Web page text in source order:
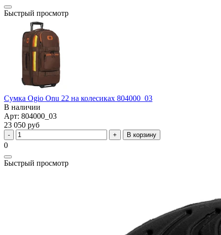
Быстрый просмотр
Сумка Ogio Onu 22 на колесиках 804000_03
В наличии
Арт: 804000_03
23 050 руб
В корзину
0
Быстрый просмотр